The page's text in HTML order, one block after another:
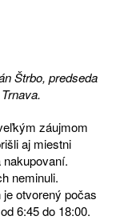
Štrbo, predseda
záujmom
aj miestni
neminuli.
otvorený počas
6:45 do 18:00.